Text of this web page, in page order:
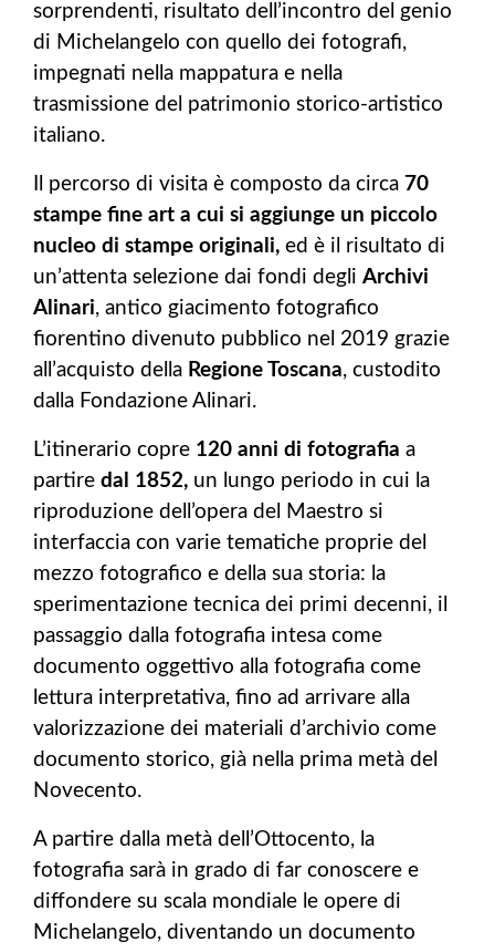
sorprendenti, risultato dell’incontro del genio
di Michelangelo con quello dei fotografi,
impegnati nella mappatura e nella
trasmissione del patrimonio storico-artistico
italiano.
Il percorso di visita è composto da circa 70
stampe fine art a cui si aggiunge un piccolo
nucleo di stampe originali, ed è il risultato di
un’attenta selezione dai fondi degli Archivi
Alinari, antico giacimento fotografico
fiorentino divenuto pubblico nel 2019 grazie
all’acquisto della Regione Toscana, custodito
dalla Fondazione Alinari.
L’itinerario copre 120 anni di fotografia a
partire dal 1852, un lungo periodo in cui la
riproduzione dell’opera del Maestro si
interfaccia con varie tematiche proprie del
mezzo fotografico e della sua storia: la
sperimentazione tecnica dei primi decenni, il
passaggio dalla fotografia intesa come
documento oggettivo alla fotografia come
lettura interpretativa, fino ad arrivare alla
valorizzazione dei materiali d’archivio come
documento storico, già nella prima metà del
Novecento.
A partire dalla metà dell’Ottocento, la
fotografia sarà in grado di far conoscere e
diffondere su scala mondiale le opere di
Michelangelo, diventando un documento